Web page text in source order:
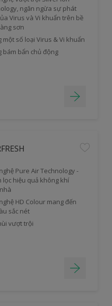
ngăn ngừa sự phát
Virus và Vi khuẩn trên bề
sơn
một số loại Virus & Vi khuẩn
bám bẩn chủ động
Pure Air Technology -
lọc hiệu quả không khí
HD Colour mang đến
sắc nét
vượt trội